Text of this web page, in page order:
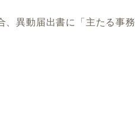
異動届出書に「主たる事務